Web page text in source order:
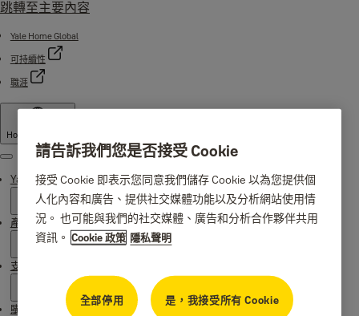
跳轉至主要內容
Yale Home Global
可持續性
職涯
Hong Kong
Menu
Yale 起源
產品
支援
購買地點
請告訴我們您是否接受 Cookie
接受 Cookie 即表示您同意我們儲存 Cookie 以為您提供個
人化內容和廣告、提供社交媒體功能以及分析網站使用情
況。 也可能與我們的社交媒體、廣告和分析合作夥伴共用
資訊。Cookie 政策 隱私聲明
全部停用 是，我接受所有 Cookie